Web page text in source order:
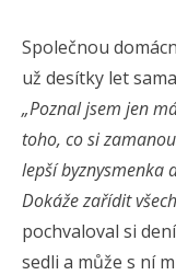
Společnou
už desítky let
„Poznal jsem jen
toho, co si
lepší byznysmenka
Dokáže zařídit
pochvaloval si
sedli a může s ní